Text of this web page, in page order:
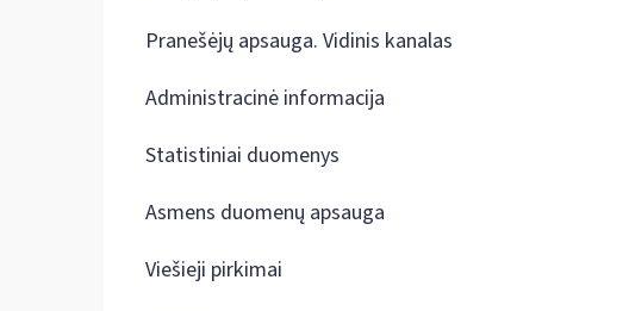
Pranešėjų apsauga. Vidinis kanalas
Administracinė informacija
Statistiniai duomenys
Asmens duomenų apsauga
Viešieji pirkimai